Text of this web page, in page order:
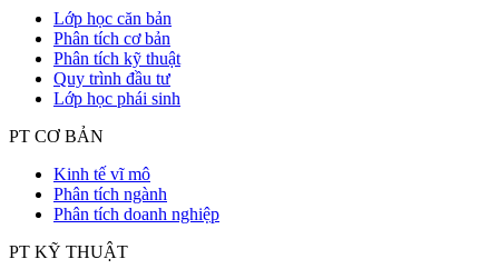
Lớp học căn bản
Phân tích cơ bản
Phân tích kỹ thuật
Quy trình đầu tư
Lớp học phái sinh
PT CƠ BẢN
Kinh tế vĩ mô
Phân tích ngành
Phân tích doanh nghiệp
PT KỸ THUẬT